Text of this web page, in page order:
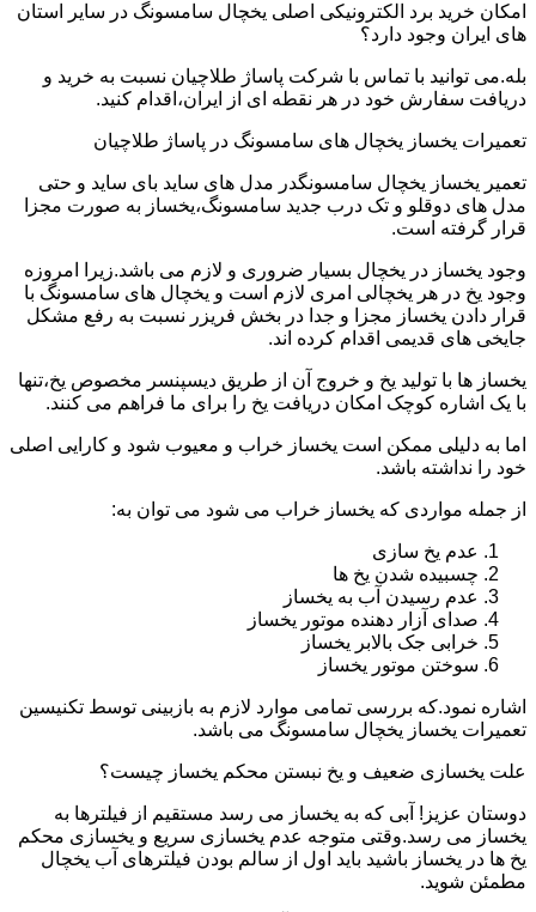
امکان خرید برد الکترونیکی اصلی یخچال سامسونگ در سایر استان
های ایران وجود دارد؟
بله.می توانید با تماس با شرکت پاساژ طلاچیان نسبت به خرید و
دریافت سفارش خود در هر نقطه ای از ایران،اقدام کنید.
تعمیرات یخساز یخچال های سامسونگ در پاساژ طلاچیان
تعمیر یخساز یخچال سامسونگدر مدل های ساید بای ساید و حتی
مدل های دوقلو و تک درب جدید سامسونگ،یخساز به صورت مجزا
قرار گرفته است.
وجود یخساز در یخچال بسیار ضروری و لازم می باشد.زیرا امروزه
وجود یخ در هر یخچالی امری لازم است و یخچال های سامسونگ با
قرار دادن یخساز مجزا و جدا در بخش فریزر نسبت به رفع مشکل
جایخی های قدیمی اقدام کرده اند.
یخساز ها با تولید یخ و خروج آن از طریق دیسپنسر مخصوص یخ،تنها
با یک اشاره کوچک امکان دریافت یخ را برای ما فراهم می کنند.
اما به دلیلی ممکن است یخساز خراب و معیوب شود و کارایی اصلی
خود را نداشته باشد.
از جمله مواردی که یخساز خراب می شود می توان به:
عدم یخ سازی
چسبیده شدن یخ ها
عدم رسیدن آب به یخساز
صدای آزار دهنده موتور یخساز
خرابی جک بالابر یخساز
سوختن موتور یخساز
اشاره نمود.که بررسی تمامی موارد لازم به بازبینی توسط تکنیسین
تعمیرات یخساز یخچال سامسونگ می باشد.
علت یخسازی ضعیف و یخ نبستن محکم یخساز چیست؟
دوستان عزیز! آبی که به یخساز می رسد مستقیم از فیلترها به
یخساز می رسد.وقتی متوجه عدم یخسازی سریع و یخسازی محکم
یخ ها در یخساز باشید باید اول از سالم بودن فیلترهای آب یخچال
مطمئن شوید.